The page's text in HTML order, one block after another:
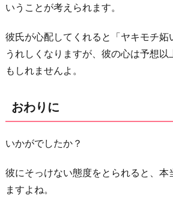
いうことが考えられます。
彼氏が心配してくれると「ヤキモチ妬
うれしくなりますが、彼の心は予想
もしれませんよ。
おわりに
いかがでしたか？
彼にそっけない態度をとられると、本
ますよね。